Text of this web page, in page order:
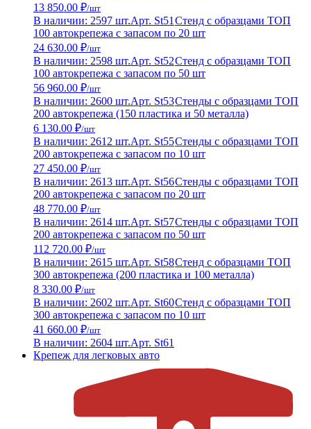
13 850.00 ₽/шт
В наличии: 2597 шт.Арт. St51 Стенд с образцами ТОП
100 автокрепежа с запасом по 20 шт
24 630.00 ₽/шт
В наличии: 2598 шт.Арт. St52Стенд с образцами ТОП
100 автокрепежа с запасом по 50 шт
56 960.00 ₽/шт
В наличии: 2600 шт.Арт. St53Стенды с образцами ТОП
200 автокрепежа (150 пластика и 50 металла)
6 130.00 ₽/шт
В наличии: 2612 шт.Арт. St55Стенды с образцами ТОП
200 автокрепежа с запасом по 10 шт
27 450.00 ₽/шт
В наличии: 2613 шт.Арт. St56Стенды с образцами ТОП
200 автокрепежа с запасом по 20 шт
48 770.00 ₽/шт
В наличии: 2614 шт.Арт. St57Стенды с образцами ТОП
200 автокрепежа с запасом по 50 шт
112 720.00 ₽/шт
В наличии: 2615 шт.Арт. St58Стенд с образцами ТОП
300 автокрепежа (200 пластика и 100 металла)
8 330.00 ₽/шт
В наличии: 2602 шт.Арт. St60Стенд с образцами ТОП
300 автокрепежа с запасом по 10 шт
41 660.00 ₽/шт
В наличии: 2604 шт.Арт. St61
Крепеж для легковых авто